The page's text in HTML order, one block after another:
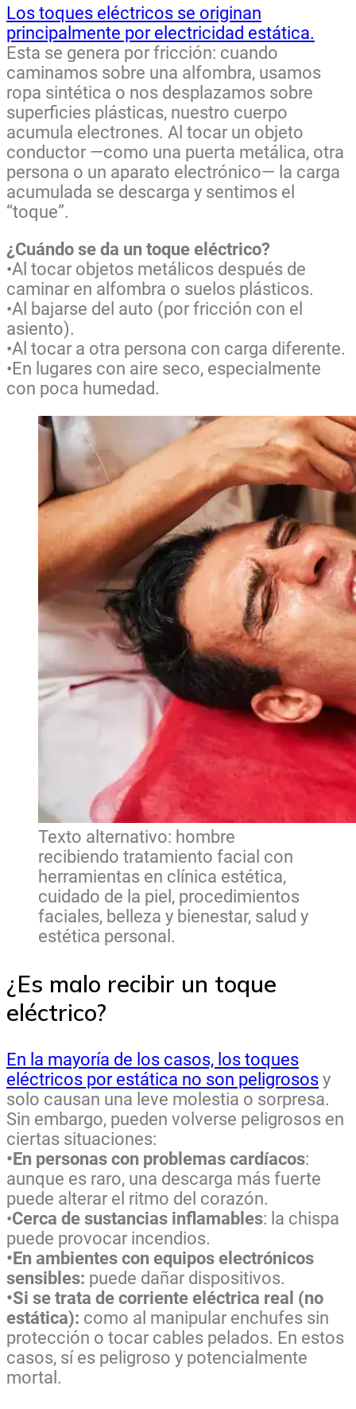
Los toques eléctricos se originan
principalmente por electricidad estática.
Esta se genera por fricción: cuando
caminamos sobre una alfombra, usamos
ropa sintética o nos desplazamos sobre
superficies plásticas, nuestro cuerpo
acumula electrones. Al tocar un objeto
conductor —como una puerta metálica, otra
persona o un aparato electrónico— la carga
acumulada se descarga y sentimos el
“toque”.
¿Cuándo se da un toque eléctrico?
•Al tocar objetos metálicos después de
caminar en alfombra o suelos plásticos.
•Al bajarse del auto (por fricción con el
asiento).
•Al tocar a otra persona con carga diferente.
•En lugares con aire seco, especialmente
con poca humedad.
Texto alternativo: hombre
recibiendo tratamiento facial con
herramientas en clínica estética,
cuidado de la piel, procedimientos
faciales, belleza y bienestar, salud y
estética personal.
¿Es malo recibir un toque
eléctrico?
En la mayoría de los casos, los toques
eléctricos por estática no son peligrosos y
solo causan una leve molestia o sorpresa.
Sin embargo, pueden volverse peligrosos en
ciertas situaciones:
•En personas con problemas cardíacos:
aunque es raro, una descarga más fuerte
puede alterar el ritmo del corazón.
•Cerca de sustancias inflamables: la chispa
puede provocar incendios.
•En ambientes con equipos electrónicos
sensibles: puede dañar dispositivos.
•Si se trata de corriente eléctrica real (no
estática): como al manipular enchufes sin
protección o tocar cables pelados. En estos
casos, sí es peligroso y potencialmente
mortal.